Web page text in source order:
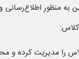
به منظور
را مدیریت کرده و